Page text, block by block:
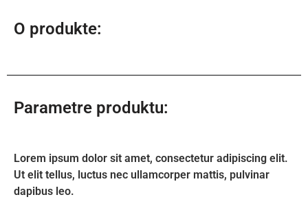
O produkte:
Parametre produktu:
Lorem ipsum dolor sit amet, consectetur adipiscing elit.
Ut elit tellus, luctus nec ullamcorper mattis, pulvinar
dapibus leo.